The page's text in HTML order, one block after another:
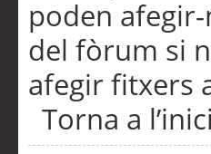
poden
del fòrum si
afegir fitxers
Torna a l’inici